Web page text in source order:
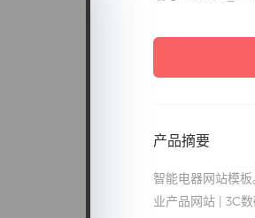
产品摘要
智能电器网站模
业产品网站 | 3C